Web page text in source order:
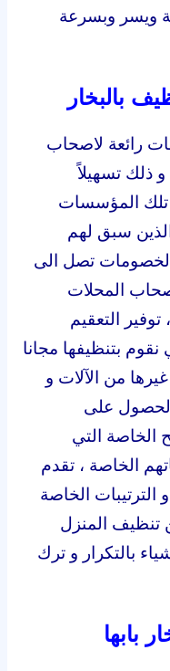
ويسر وبسرعة
بالبخار
رائعة لاصحاب
ذلك تسهيلاً
تلك المؤسسات
سبق لهم
الخصومات تصل الى
المحلات
التعقيم
نقوم بتنظيفها مجانا
من الآلات و
الحصول على
الخاصة التي
الخاصة ، تقدم
الخاصة
تنظيف المنزل
بالتكرار و ترك
بابها